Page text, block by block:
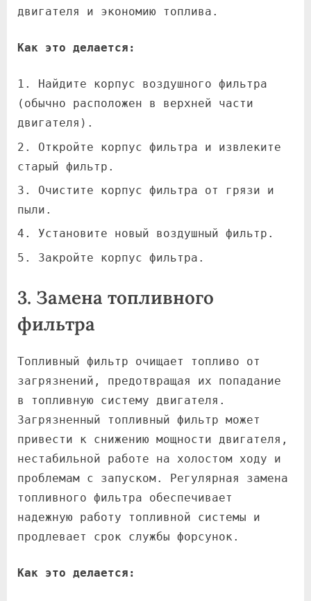
двигателя и экономию топлива.
Как это делается:
Найдите корпус воздушного фильтра
(обычно расположен в верхней части
двигателя).
Откройте корпус фильтра и извлеките
старый фильтр.
Очистите корпус фильтра от грязи и
пыли.
Установите новый воздушный фильтр.
Закройте корпус фильтра.
3. Замена топливного
фильтра
Топливный фильтр очищает топливо от
загрязнений, предотвращая их попадание
в топливную систему двигателя.
Загрязненный топливный фильтр может
привести к снижению мощности двигателя,
нестабильной работе на холостом ходу и
проблемам с запуском. Регулярная замена
топливного фильтра обеспечивает
надежную работу топливной системы и
продлевает срок службы форсунок.
Как это делается: